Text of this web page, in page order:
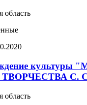
область
культуры
С.
область